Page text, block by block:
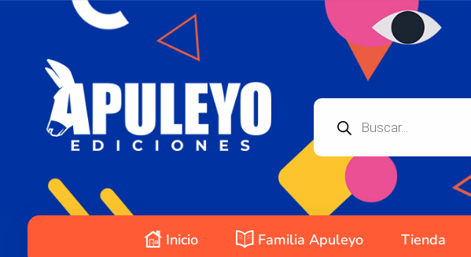
Inicio Familia Apuleyo Tienda